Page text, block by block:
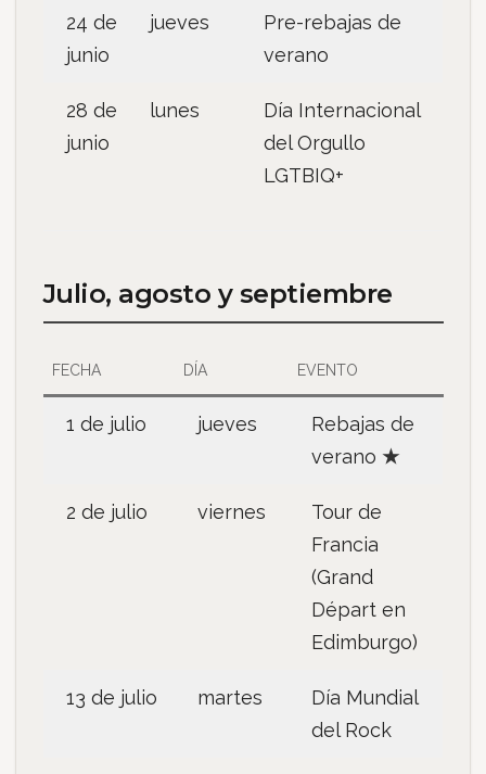
24 de
junio
jueves
Pre-rebajas de
verano
28 de
junio
lunes
Día Internacional
del Orgullo
LGTBIQ+
Julio, agosto y septiembre
FECHA DÍA EVENTO
1 de julio jueves
Rebajas de
verano ★
2 de julio viernes
Tour de
Francia
(Grand
Départ en
Edimburgo)
13 de julio martes
Día Mundial
del Rock